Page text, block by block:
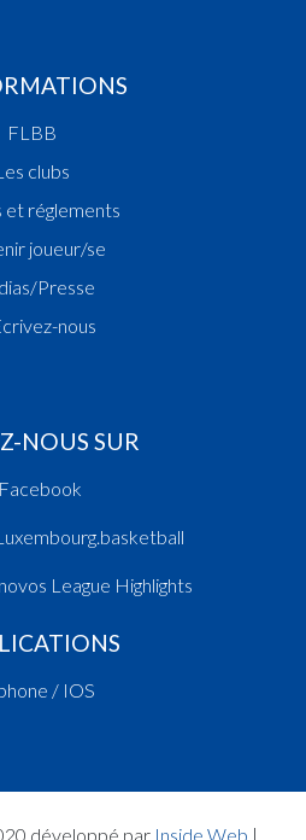
FLBB
clubs
et réglements
joueur/se
Presse
nous
NOUS SUR
Facebook
League Highlights
/ IOS
développé par Inside Web |